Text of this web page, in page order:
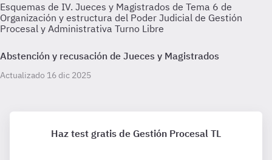
Esquemas de IV. Jueces y Magistrados de Tema 6 de
Organización y estructura del Poder Judicial de Gestión
Procesal y Administrativa Turno Libre
Abstención y recusación de Jueces y Magistrados
Actualizado 16 dic 2025
Haz test gratis de Gestión Procesal TL